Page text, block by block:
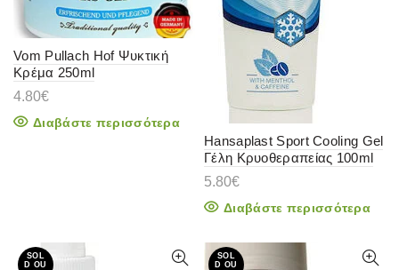
Vom Pullach Hof Ψυκτική
Κρέμα 250ml
4.80€
Διαβάστε περισσότερα
Hansaplast Sport Cooling Gel
Γέλη Κρυοθεραπείας 100ml
5.80€
Διαβάστε περισσότερα
SOL
D OU
SOL
D OU